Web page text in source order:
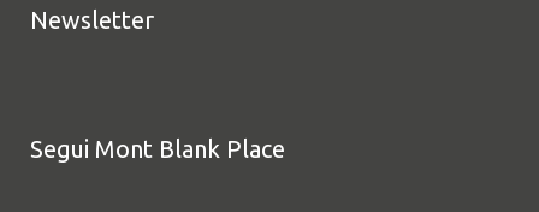
Newsletter
Segui Mont Blank Place